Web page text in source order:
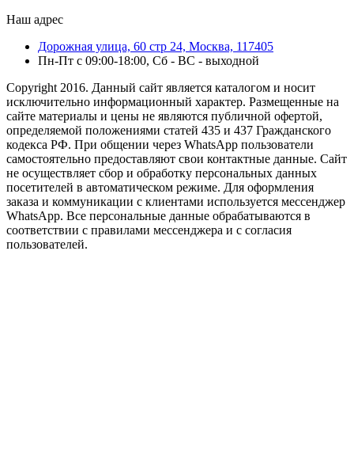
Наш адрес
Дорожная улица, 60 стр 24, Москва, 117405
Пн-Пт с 09:00-18:00, Сб - ВС - выходной
Copyright 2016. Данный сайт является каталогом и носит
исключительно информационный характер. Размещенные на
сайте материалы и цены не являются публичной офертой,
определяемой положениями статей 435 и 437 Гражданского
кодекса РФ. При общении через WhatsApp пользователи
самостоятельно предоставляют свои контактные данные. Сайт
не осуществляет сбор и обработку персональных данных
посетителей в автоматическом режиме. Для оформления
заказа и коммуникации с клиентами используется мессенджер
WhatsApp. Все персональные данные обрабатываются в
соответствии с правилами мессенджера и с согласия
пользователей.